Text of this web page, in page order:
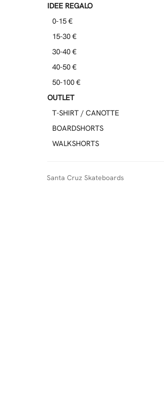
IDEE REGALO
0-15 €
15-30 €
30-40 €
40-50 €
50-100 €
OUTLET
T-SHIRT / CANOTTE
BOARDSHORTS
WALKSHORTS
Santa Cruz Skateboards